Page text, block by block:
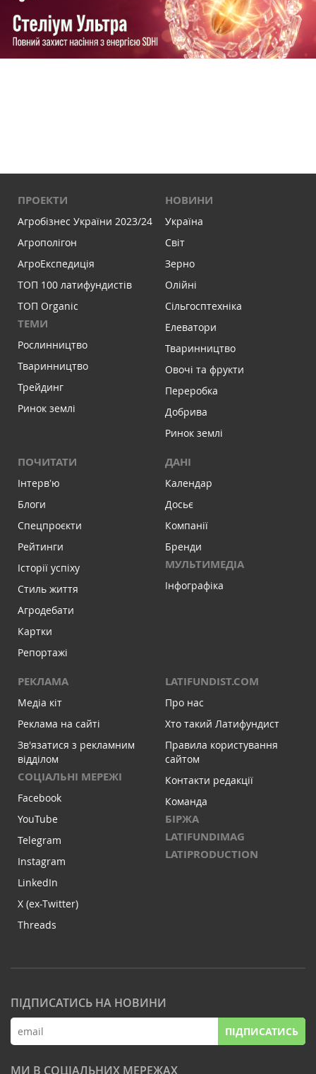
ПРОЕКТИ
Агробізнес України 2023/24
Агрополігон
АгроЕкспедиція
ТОП 100 латифундистів
ТОП Organic
ТЕМИ
Рослинництво
Тваринництво
Трейдинг
Ринок землі
НОВИНИ
Україна
Світ
Зерно
Олійні
Сільгосптехніка
Елеватори
Тваринництво
Овочі та фрукти
Переробка
Добрива
Ринок землі
ПОЧИТАТИ
Інтервʼю
Блоги
Спецпроєкти
Рейтинги
Історії успіху
Стиль життя
Агродебати
Картки
Репортажі
ДАНІ
Календар
Досьє
Компанії
Бренди
МУЛЬТИМЕДІА
Інфографіка
РЕКЛАМА
Медіа кіт
Реклама на сайті
Зв'язатися з рекламним
відділом
СОЦІАЛЬНІ МЕРЕЖІ
Facebook
YouTube
Telegram
Instagram
LinkedIn
X (ex-Twitter)
Threads
LATIFUNDIST.COM
Про нас
Хто такий Латифундист
Правила користування
сайтом
Контакти редакції
Команда
БІРЖА
LATIFUNDIMAG
LATIPRODUCTION
ПІДПИСАТИСЬ НА НОВИНИ
ПІДПИСАТИСЬ
МИ В СОЦІАЛЬНИХ МЕРЕЖАХ